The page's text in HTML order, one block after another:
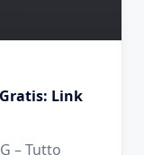
Link
– Tutto